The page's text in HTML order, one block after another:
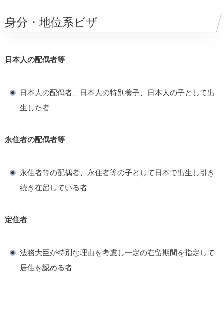
身分・地位系ビザ
日本人の配偶者等
日本人の配偶者、日本人の特別養子、日本人の子として出
生した者
永住者の配偶者等
永住者等の配偶者、永住者等の子として日本で出生し引き
続き在留している者
定住者
法務大臣が特別な理由を考慮し一定の在留期間を指定して
居住を認める者